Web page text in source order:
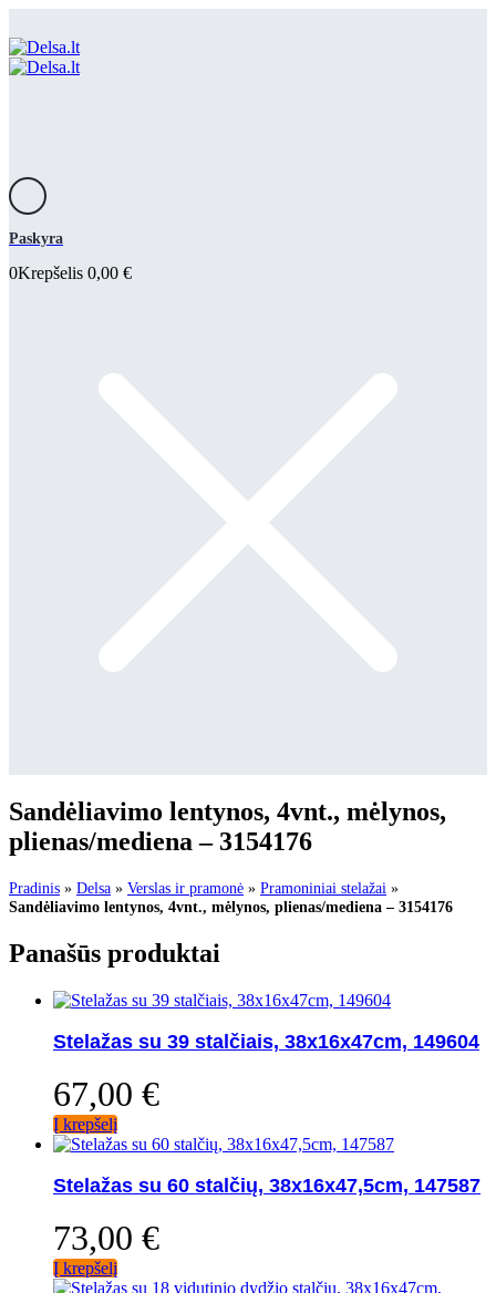
Paskyra
0Krepšelis 0,00 €
Sandėliavimo lentynos, 4vnt., mėlynos,
plienas/mediena – 3154176
Pradinis » Delsa » Verslas ir pramonė » Pramoniniai stelažai »
Sandėliavimo lentynos, 4vnt., mėlynos, plienas/mediena – 3154176
Panašūs produktai
Stelažas su 39 stalčiais, 38x16x47cm, 149604
67,00 €
Į krepšelį
Stelažas su 60 stalčių, 38x16x47,5cm, 147587
73,00 €
Į krepšelį